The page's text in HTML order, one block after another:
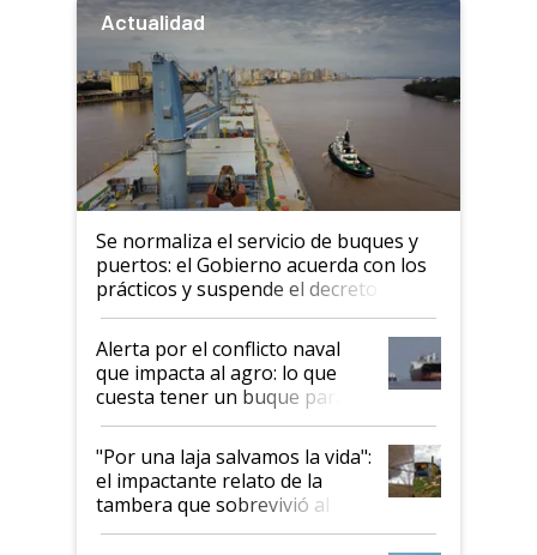
Actualidad
Se normaliza el servicio de buques y
puertos: el Gobierno acuerda con los
prácticos y suspende el decreto de
desregulación
Alerta por el conflicto naval
que impacta al agro: lo que
cuesta tener un buque parado
y el peligro de que Argentina
pase a ser "país sucio"
"Por una laja salvamos la vida":
el impactante relato de la
tambera que sobrevivió al
tornado